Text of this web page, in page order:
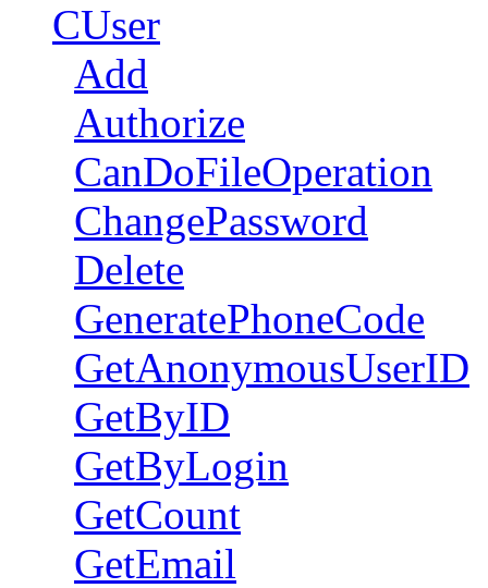
CUser
Add
Authorize
CanDoFileOperation
ChangePassword
Delete
GeneratePhoneCode
GetAnonymousUserID
GetByID
GetByLogin
GetCount
GetEmail